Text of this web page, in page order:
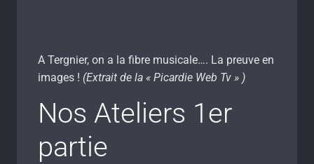
A Tergnier, on a la fibre musicale…. La preuve en
images ! (Extrait de la « Picardie Web Tv » )
Nos Ateliers 1er
partie